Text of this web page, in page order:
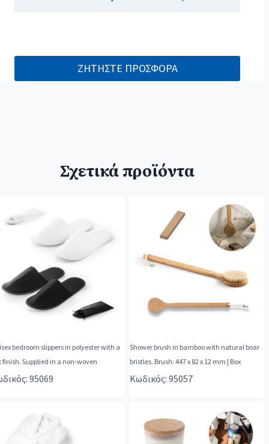
ΖΗΤΗΣΤΕ ΠΡΟΣΦΟΡΑ
Σχετικά προϊόντα
bedroom slippers in polyester with a
finish. Supplied in a non-woven
95069
Shower brush in bamboo with natural boar
bristles. Brush: 447 x 82 x 12 mm | Box
Κωδικός: 95057